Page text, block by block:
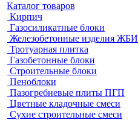
Каталог товаров
Кирпич
Газосиликатные блоки
Железобетонные изделия ЖБИ
Тротуарная плитка
Газобетонные блоки
Строительные блоки
Пеноблоки
Пазогребневые плиты ПГП
Цветные кладочные смеси
Сухие строительные смеси